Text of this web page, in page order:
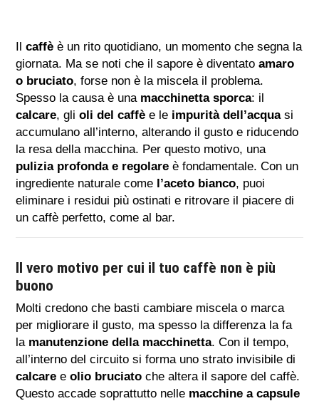
Ilcaffè è un rito quotidiano, un momento che segna la
giornata. Ma se noti che il sapore è diventatoamaro
o bruciato, forse non è la miscela il problema.
Spesso la causa è una macchinetta sporca: il
calcare, glioli del caffè e le impurità dell’acquasi
accumulano all’interno, alterando il gusto e riducendo
la resa della macchina. Per questo motivo, una
pulizia profonda e regolare è fondamentale. Con un
ingrediente naturale come l’aceto bianco, puoi
eliminare i residui più ostinati e ritrovare il piacere di
un caffè perfetto, come al bar.
Il vero motivo per cui il tuo caffè non è più
buono
Molti credono che basti cambiare miscela o marca
per migliorare il gusto, ma spesso la differenza la fa
la manutenzione della macchinetta. Con il tempo,
all’interno del circuito si forma uno strato invisibile di
calcare eolio bruciato che altera il sapore del caffè.
Questo accade soprattutto nelle macchine a capsule